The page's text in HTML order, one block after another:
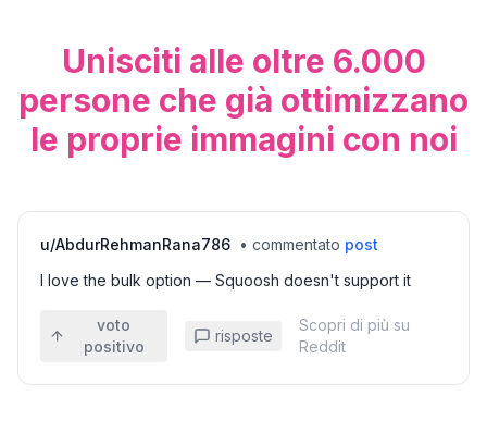
Unisciti alle oltre 6.000
persone che già ottimizzano
le proprie immagini con noi
u/AbdurRehmanRana786 • commentato post
I love the bulk option — Squoosh doesn't support it
voto
positivo
risposte
Scopri di più su
Reddit